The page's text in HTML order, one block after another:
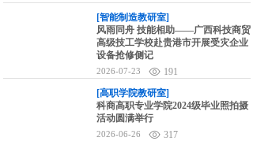
[智能制造教研室]
风雨同舟 技能相助——广西科技商贸
高级技工学校赴贵港市开展受灾企业
设备抢修侧记
2026-07-23
191
[高职学院教研室]
科商高职专业学院2024级毕业照拍摄
活动圆满举行
2026-06-26 317